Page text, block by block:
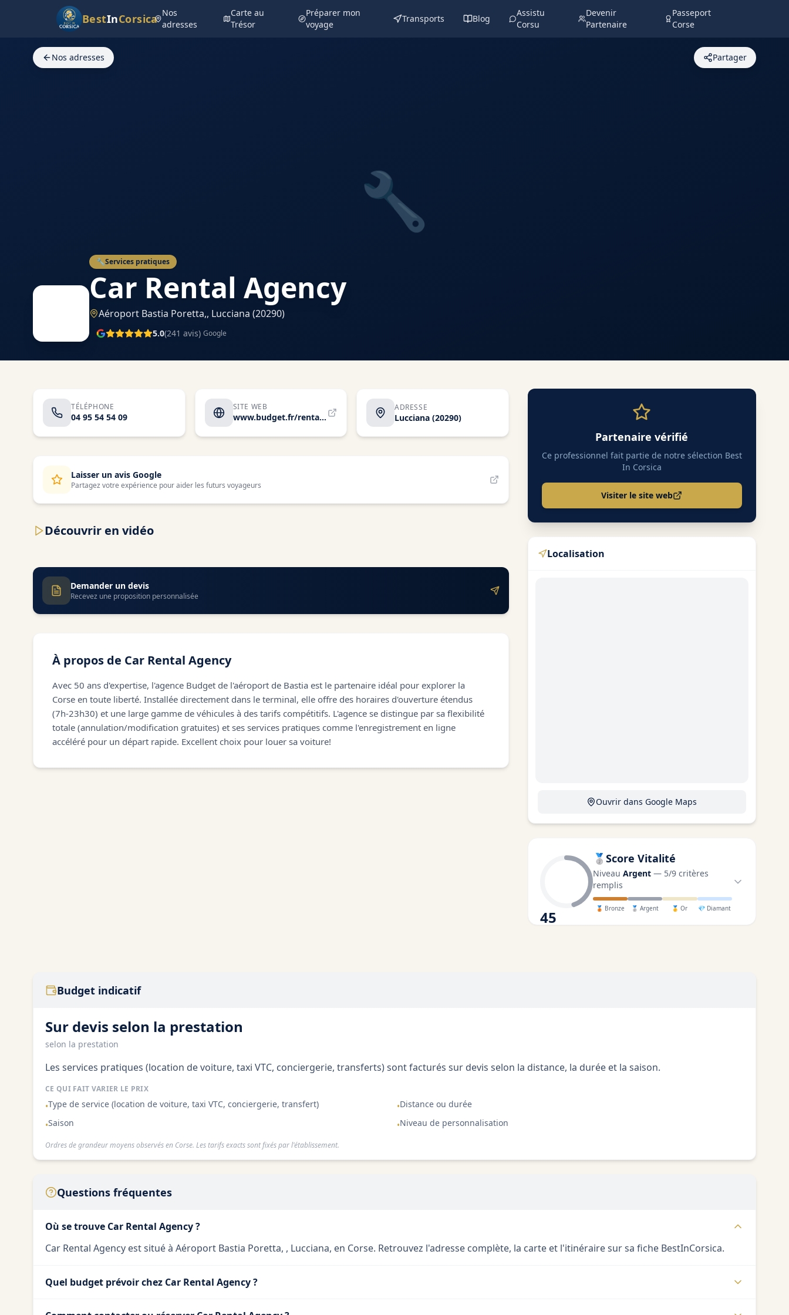
BestInCorsica Nos
adresses
Carte au
Trésor
Préparer mon
voyage
Transports Blog
Assistu
Corsu
Devenir
Partenaire
Passeport
Corse
🔧
Nos adresses Partager
🔧Services pratiques
Car Rental Agency
Aéroport Bastia Poretta,, Lucciana (20290)
5.0(241 avis) Google
TÉLÉPHONE
04 95 54 54 09
SITE WEB
www.budget.fr/rental-locations/location-voiture-bastia-aeroport
ADRESSE
Lucciana (20290)
Laisser un avis Google
Partagez votre expérience pour aider les futurs voyageurs
Découvrir en vidéo
Demander un devis
Recevez une proposition personnalisée
À propos de Car Rental Agency
Avec 50 ans d'expertise, l'agence Budget de l'aéroport de Bastia est le partenaire idéal pour explorer la
Corse en toute liberté. Installée directement dans le terminal, elle offre des horaires d'ouverture étendus
(7h-23h30) et une large gamme de véhicules à des tarifs compétitifs. L'agence se distingue par sa flexibilité
totale (annulation/modification gratuites) et ses services pratiques comme l'enregistrement en ligne
accéléré pour un départ rapide. Excellent choix pour louer sa voiture!
Partenaire vérifié
Ce professionnel fait partie de notre sélection Best
In Corsica
Visiter le site web
Localisation
Ouvrir dans Google Maps
45
🥈 Score Vitalité
Niveau Argent— 5/9critères
remplis
🥉 Bronze 🥈 Argent 🥇 Or 💎 Diamant
Budget indicatif
Sur devis selon la prestation
selon la prestation
Les services pratiques (location de voiture, taxi VTC, conciergerie, transferts) sont facturés sur devis selon la distance, la durée et la saison.
CE QUI FAIT VARIER LE PRIX
•Type de service (location de voiture, taxi VTC, conciergerie, transfert) •Distance ou durée
•Saison •Niveau de personnalisation
Ordres de grandeur moyens observés en Corse. Les tarifs exacts sont fixés par l'établissement.
Questions fréquentes
Où se trouve Car Rental Agency ?
Car Rental Agency est situé à Aéroport Bastia Poretta, , Lucciana, en Corse. Retrouvez l'adresse complète, la carte et l'itinéraire sur sa fiche BestInCorsica.
Quel budget prévoir chez Car Rental Agency ?